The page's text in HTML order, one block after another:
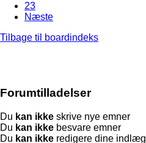
23
Næste
Tilbage til boardindeks
Forumtilladelser
Du kan ikke skrive nye emner
Du kan ikke besvare emner
Du kan ikke redigere dine indlæg